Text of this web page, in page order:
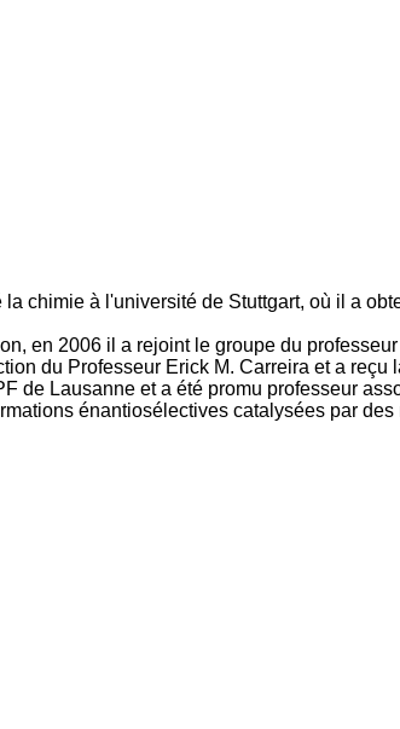
chimie à l'université de Stuttgart, où il a
en 2006 il a rejoint le groupe du
du Professeur Erick M. Carreira et a reçu
de Lausanne et a été promu professeur
énantiosélectives catalysées par